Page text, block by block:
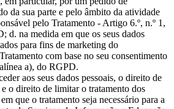
da sua parte e pelo âmbito da atividade
pelo Tratamento - Artigo 6.º, n.º 1,
d. na medida em que os seus dados
para fins de marketing do
com base no seu consentimento
a), do RGPD.
aos seus dados pessoais, o direito de
o direito de limitar o tratamento dos
que o tratamento seja necessário para a